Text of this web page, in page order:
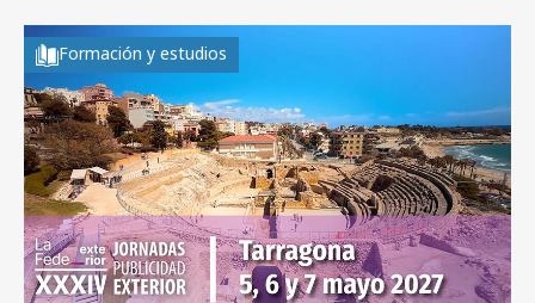
Formación y estudios